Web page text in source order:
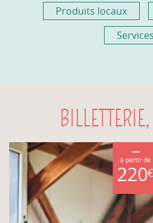
Produits locaux
Services
à partir de
220€